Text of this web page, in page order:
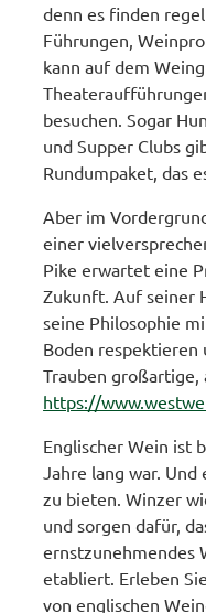
denn es finden
Führungen,
kann auf dem
besuchen. Sogar
und Supper Clubs
Rundumpaket, das
Aber im
einer
Pike erwartet eine
Zukunft. Auf seiner
seine Philosophie
Boden respektieren
Trauben
https://
Englischer Wein ist
Jahre lang war.
zu bieten. Winzer
und sorgen dafür,
ernstzunehmendes
etabliert. Erleben
von englischen